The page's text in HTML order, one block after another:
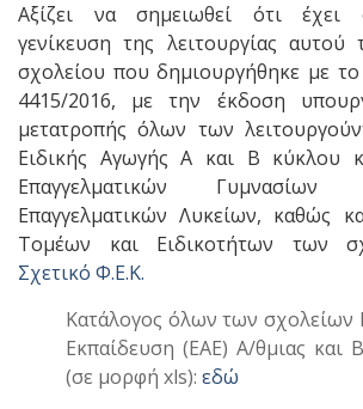
Αξίζει να σημειωθεί ότι έχει
γενίκευση της λειτουργίας
σχολείου που δημιουργήθηκε με
4415/2016, με την έκδοση
μετατροπής όλων των
Ειδικής Αγωγής Α και Β κύκλου
Επαγγελματικών
Επαγγελματικών Λυκείων, καθώς
Τομέων και Ειδικοτήτων των
Σχετικό Φ.Ε.Κ.
Κατάλογος όλων των σχολείων
Εκπαίδευση (ΕΑΕ) Α/θμιας και
(σε μορφή xls): εδώ